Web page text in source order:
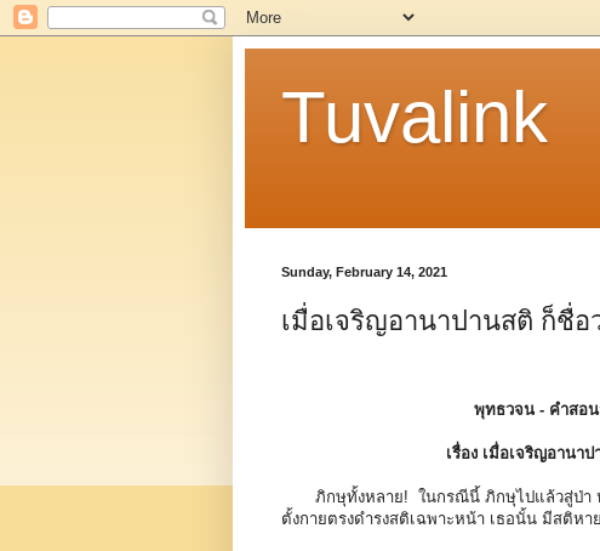
Tuvalink
Sunday, February 14, 2021
เมื่อเจริญอานาปานสติ ก็ชื่อ
พุทธวจน - คําสอน
เรื่อง เมื่อเจริญอานา
ภิกษุทั้งหลาย! ในกรณีนี้ ภิกษุไปแล้วสู่ป่า
ตั้งกายตรงดำรงสติเฉพาะหน้า เธอนั้น มีสติหา